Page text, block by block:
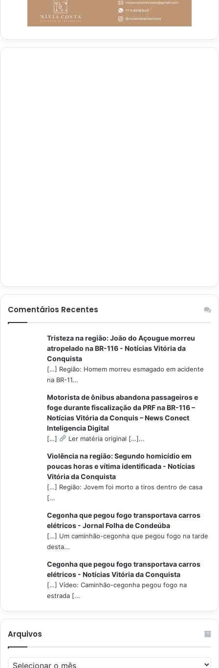
Comentários Recentes
Tristeza na região: João do Açougue morreu
atropelado na BR-116 - Notícias Vitória da
Conquista
[…] Região: Homem morreu esmagado em acidente
na BR-11...
Motorista de ônibus abandona passageiros e
foge durante fiscalização da PRF na BR-116 –
Notícias Vitória da Conquis – News Conect
Inteligencia Digital
[…] Ler matéria original […]...
Violência na região: Segundo homicídio em
poucas horas e vítima identificada - Notícias
Vitória da Conquista
[…] Região: Jovem foi morto a tiros dentro de casa
[...
Cegonha que pegou fogo transportava carros
elétricos - Jornal Folha de Condeúba
[…] Um caminhão-cegonha que pegou fogo na tarde
desta...
Cegonha que pegou fogo transportava carros
elétricos - Notícias Vitória da Conquista
[…] Vídeo: Caminhão-cegonha pegou fogo na
estrada [...
Arquivos
Arquivos